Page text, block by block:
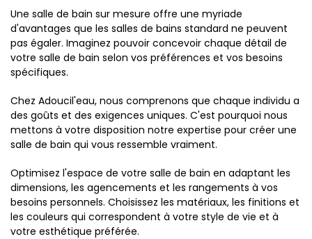
Une salle de bain sur mesure offre une myriade
d'avantages que les salles de bains standard ne peuvent
pas égaler. Imaginez pouvoir concevoir chaque détail de
votre salle de bain selon vos préférences et vos besoins
spécifiques.
Chez Adoucil'eau, nous comprenons que chaque individu a
des goûts et des exigences uniques. C'est pourquoi nous
mettons à votre disposition notre expertise pour créer une
salle de bain qui vous ressemble vraiment.
Optimisez l'espace de votre salle de bain en adaptant les
dimensions, les agencements et les rangements à vos
besoins personnels. Choisissez les matériaux, les finitions et
les couleurs qui correspondent à votre style de vie et à
votre esthétique préférée.